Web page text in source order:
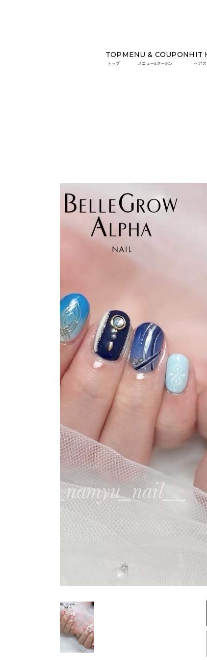
TOP
トップ
MENU & COUPON
メニュー&クーポン
HIT
ヘア
HIT NAIL 柄ネイル
< BACK